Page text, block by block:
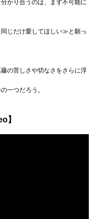
かり合うのは、まず不可能に
じだけ愛してほしい≫と願っ
の苦しさや切なさをさらに浮
一つだろう。
】